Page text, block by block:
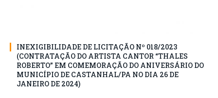
INEXIGIBILIDADE DE LICITAÇÃO Nº 018/2023
(CONTRATAÇÃO DO ARTISTA CANTOR “THALES
ROBERTO” EM COMEMORAÇÃO DO ANIVERSÁRIO DO
MUNICÍPIO DE CASTANHAL/PA NO DIA 26 DE
JANEIRO DE 2024)